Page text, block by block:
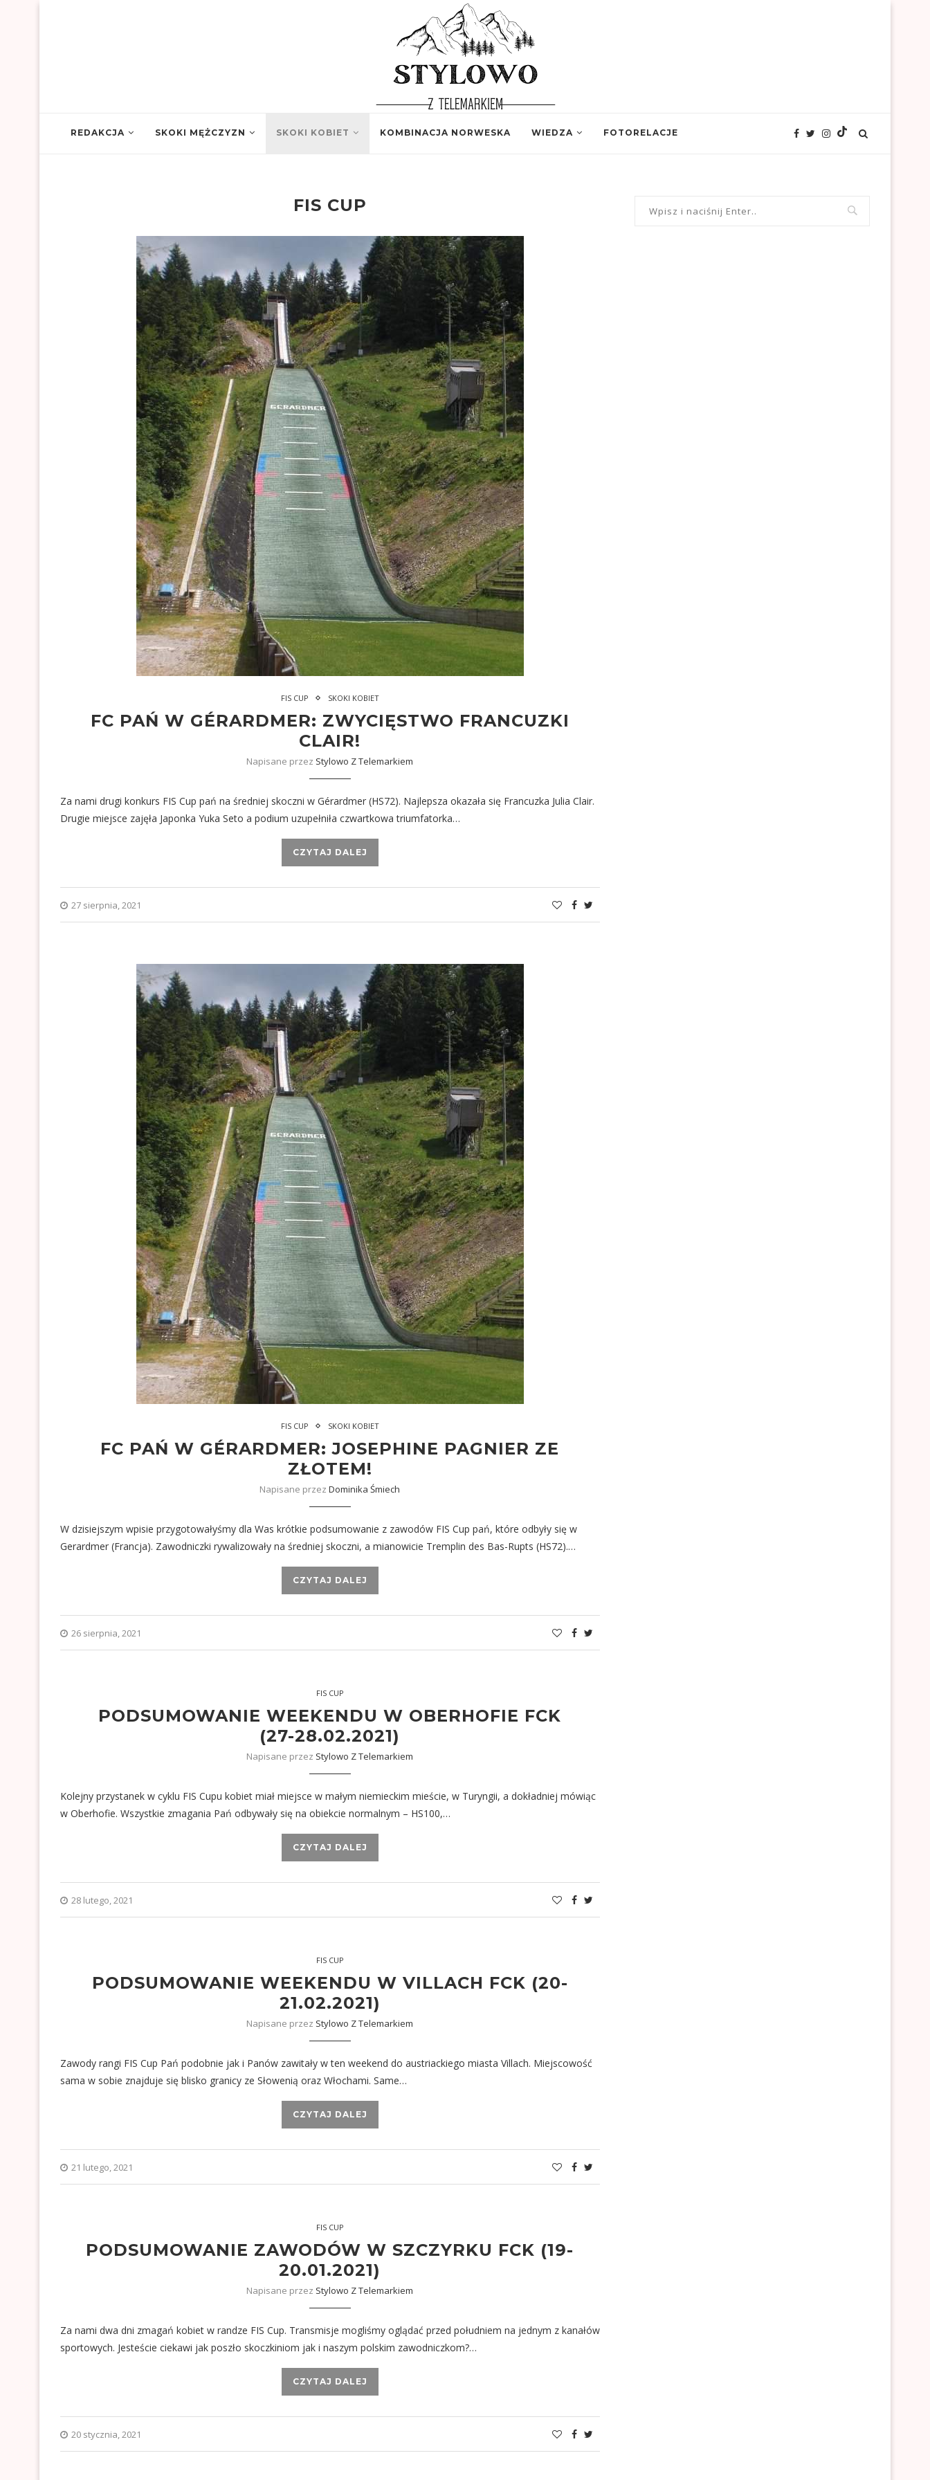
REDAKCJA SKOKI MĘŻCZYZN SKOKI KOBIET KOMBINACJA NORWESKA WIEDZA FOTORELACJE
FIS CUP
FIS CUP SKOKI KOBIET
FC PAŃ W GÉRARDMER: ZWYCIĘSTWO FRANCUZKI
CLAIR!
Napisane przez Stylowo Z Telemarkiem
Za nami drugi konkurs FIS Cup pań na średniej skoczni w Gérardmer (HS72). Najlepsza okazała się Francuzka Julia Clair.
Drugie miejsce zajęła Japonka Yuka Seto a podium uzupełniła czwartkowa triumfatorka…
CZYTAJ DALEJ
27 sierpnia, 2021
FIS CUP SKOKI KOBIET
FC PAŃ W GÉRARDMER: JOSEPHINE PAGNIER ZE
ZŁOTEM!
Napisane przezDominika Śmiech
W dzisiejszym wpisie przygotowałyśmy dla Was krótkie podsumowanie z zawodów FIS Cup pań, które odbyły się w
Gerardmer (Francja). Zawodniczki rywalizowały na średniej skoczni, a mianowicie Tremplin des Bas-Rupts (HS72).…
CZYTAJ DALEJ
26 sierpnia, 2021
FIS CUP
PODSUMOWANIE WEEKENDU W OBERHOFIE FCK
(27-28.02.2021)
Napisane przez Stylowo Z Telemarkiem
Kolejny przystanek w cyklu FIS Cupu kobiet miał miejsce w małym niemieckim mieście, w Turyngii, a dokładniej mówiąc
w Oberhofie. Wszystkie zmagania Pań odbywały się na obiekcie normalnym – HS100,…
CZYTAJ DALEJ
28 lutego, 2021
FIS CUP
PODSUMOWANIE WEEKENDU W VILLACH FCK (20-
21.02.2021)
Napisane przez Stylowo Z Telemarkiem
Zawody rangi FIS Cup Pań podobnie jak i Panów zawitały w ten weekend do austriackiego miasta Villach. Miejscowość
sama w sobie znajduje się blisko granicy ze Słowenią oraz Włochami. Same…
CZYTAJ DALEJ
21 lutego, 2021
FIS CUP
PODSUMOWANIE ZAWODÓW W SZCZYRKU FCK (19-
20.01.2021)
Napisane przez Stylowo Z Telemarkiem
Za nami dwa dni zmagań kobiet w randze FIS Cup. Transmisje mogliśmy oglądać przed południem na jednym z kanałów
sportowych. Jesteście ciekawi jak poszło skoczkiniom jak i naszym polskim zawodniczkom?…
CZYTAJ DALEJ
20 stycznia, 2021